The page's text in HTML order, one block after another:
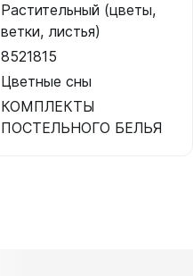
Растительный (цветы,
ветки, листья)
8521815
Цветные сны
КОМПЛЕКТЫ
ПОСТЕЛЬНОГО БЕЛЬЯ